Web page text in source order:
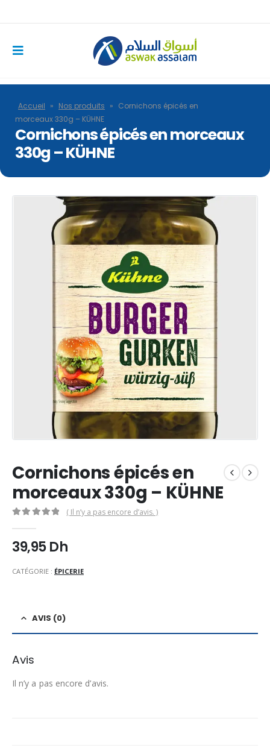
Accueil » Nos produits » Cornichons épicés en
morceaux 330g – KÜHNE
Cornichons épicés en morceaux
330g – KÜHNE
Cornichons épicés en
morceaux 330g – KÜHNE
( Il n’y a pas encore d’avis. )
39,95Dh
CATÉGORIE : ÉPICERIE
AVIS (0)
Avis
Il n’y a pas encore d’avis.